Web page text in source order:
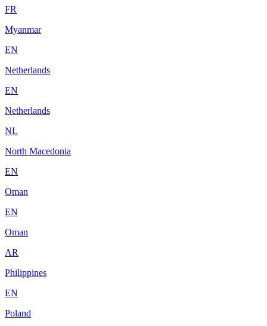
FR
Myanmar
EN
Netherlands
EN
Netherlands
NL
North Macedonia
EN
Oman
EN
Oman
AR
Philippines
EN
Poland